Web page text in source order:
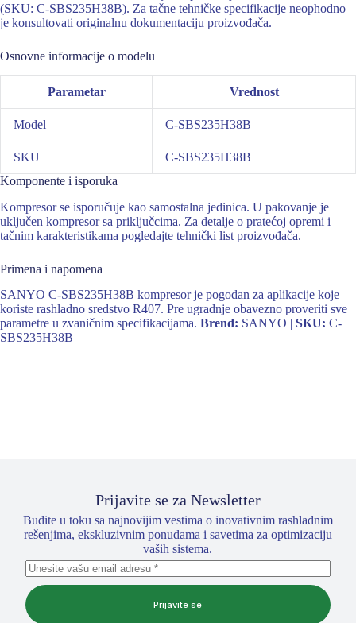
(SKU: C-SBS235H38B). Za tačne tehničke specifikacije neophodno
je konsultovati originalnu dokumentaciju proizvođača.
Osnovne informacije o modelu
Parametar Vrednost
Model C-SBS235H38B
SKU
C-SBS235H38B
Komponente i isporuka
Kompresor se isporučuje kao samostalna jedinica. U pakovanje je
uključen kompresor sa priključcima. Za detalje o pratećoj opremi i
tačnim karakteristikama pogledajte tehnički list proizvođača.
Primena i napomena
SANYO C-SBS235H38B kompresor je pogodan za aplikacije koje
koriste rashladno sredstvo R407. Pre ugradnje obavezno proveriti sve
parametre u zvaničnim specifikacijama. Brend: SANYO | SKU: C-
SBS235H38B
Prijavite se za Newsletter
Budite u toku sa najnovijim vestima o inovativnim rashladnim
rešenjima, ekskluzivnim ponudama i savetima za optimizaciju
vaših sistema.
Prijavite se